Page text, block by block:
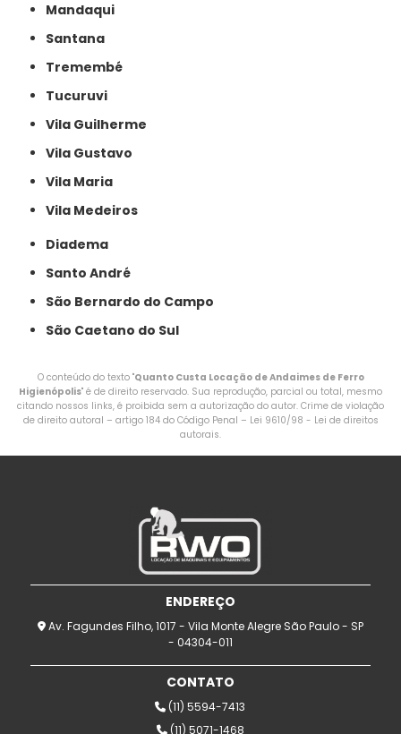
Mandaqui
Santana
Tremembé
Tucuruvi
Vila Guilherme
Vila Gustavo
Vila Maria
Vila Medeiros
Diadema
Santo André
São Bernardo do Campo
São Caetano do Sul
O conteúdo do texto "Quanto Custa Locação de Andaimes de Ferro
Higienópolis" é de direito reservado. Sua reprodução, parcial ou total, mesmo
citando nossos links, é proibida sem a autorização do autor. Crime de violação
de direito autoral – artigo 184 do Código Penal – Lei 9610/98 - Lei de direitos
autorais.
ENDEREÇO
Av. Fagundes Filho, 1017 - Vila Monte Alegre São Paulo - SP
- 04304-011
CONTATO
(11) 5594-7413
(11) 5071-1468